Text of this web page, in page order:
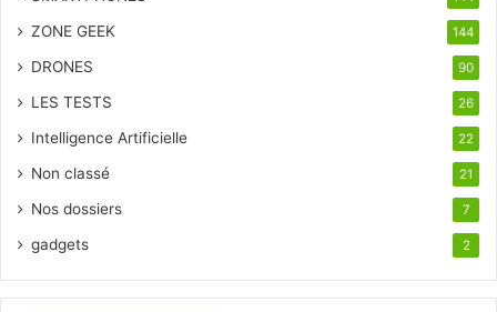
ZONE GEEK 144
DRONES 90
LES TESTS 26
Intelligence Artificielle 22
Non classé 21
Nos dossiers 7
gadgets 2